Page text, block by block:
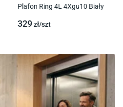
Plafon Ring 4L 4Xgu10 Biały
329zł/szt